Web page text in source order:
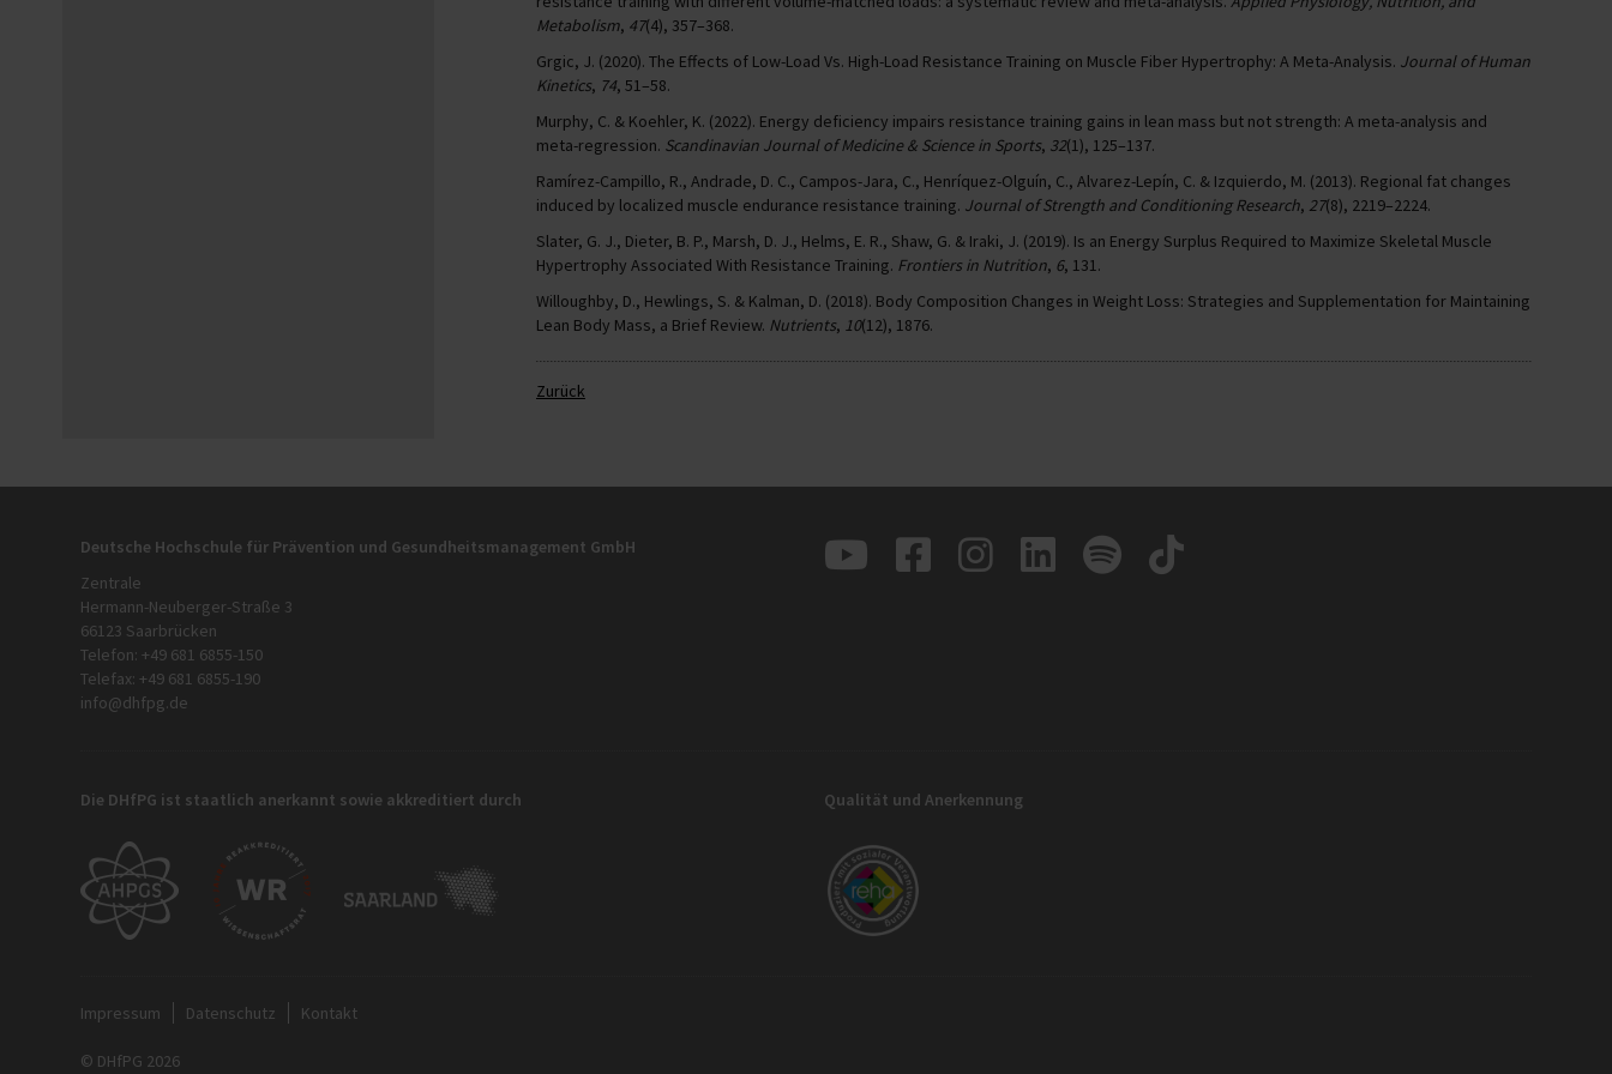
Metabolism, 47(4), 357–368.
Grgic, J. (2020). The Effects of Low-Load Vs. High-Load Resistance Training on Muscle Fiber Hypertrophy: A Meta-Analysis. Journal of Human
Kinetics, 74, 51–58.
Murphy, C. & Koehler, K. (2022). Energy deficiency impairs resistance training gains in lean mass but not strength: A meta-analysis and
meta-regression. Scandinavian Journal of Medicine & Science in Sports, 32(1), 125–137.
Ramírez-Campillo, R., Andrade, D. C., Campos-Jara, C., Henríquez-Olguín, C., Alvarez-Lepín, C. & Izquierdo, M. (2013). Regional fat changes
induced by localized muscle endurance resistance training. Journal of Strength and Conditioning Research, 27(8), 2219–2224.
Slater, G. J., Dieter, B. P., Marsh, D. J., Helms, E. R., Shaw, G. & Iraki, J. (2019). Is an Energy Surplus Required to Maximize Skeletal Muscle
Hypertrophy Associated With Resistance Training. Frontiers in Nutrition, 6, 131.
Willoughby, D., Hewlings, S. & Kalman, D. (2018). Body Composition Changes in Weight Loss: Strategies and Supplementation for Maintaining
Lean Body Mass, a Brief Review. Nutrients, 10(12), 1876.
Zurück
Deutsche Hochschule für Prävention und Gesundheitsmanagement GmbH
Zentrale
Hermann-Neuberger-Straße 3
66123 Saarbrücken
Telefon: +49 681 6855-150
Telefax: +49 681 6855-190
info@dhfpg.de
Die DHfPG ist staatlich anerkannt sowie akkreditiert durch Qualität und Anerkennung
Impressum Datenschutz Kontakt
© DHfPG 2026